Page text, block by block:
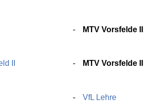
MTV Vorsfelde II
II MTV Vorsfelde II
VfL Lehre